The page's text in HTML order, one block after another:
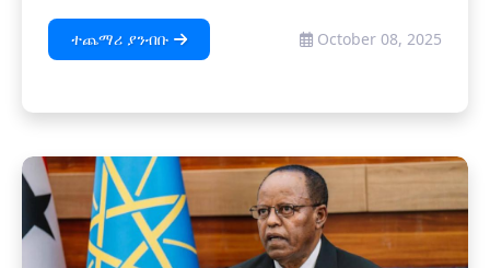
ተጨማሪ ያንብቡ October 08, 2025